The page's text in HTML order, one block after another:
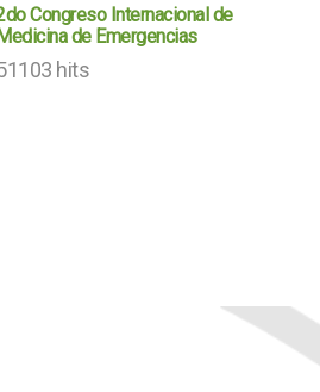
Congreso Internacional de
Medicina de Emergencias
hits